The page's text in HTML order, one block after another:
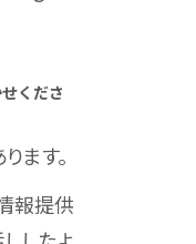
くださ
ます。
報提供